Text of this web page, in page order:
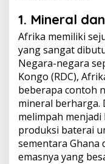
1. Mineral
Afrika memiliki
yang sangat
Negara-negara
Kongo (RDC),
beberapa contoh
mineral berharga.
melimpah
produksi baterai
sementara Ghana
emasnya yang